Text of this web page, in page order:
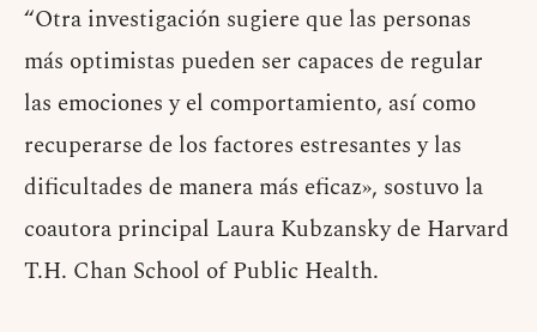
“Otra investigación sugiere que las personas
más optimistas pueden ser capaces de regular
las emociones y el comportamiento, así como
recuperarse de los factores estresantes y las
dificultades de manera más eficaz», sostuvo la
coautora principal Laura Kubzansky de Harvard
T.H. Chan School of Public Health.